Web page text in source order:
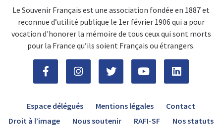
Le Souvenir Français est une association fondée en 1887 et
reconnue d’utilité publique le 1er février 1906 qui a pour
vocation d'honorer la mémoire de tous ceux qui sont morts
pour la France qu’ils soient Français ou étrangers.
Espace délégués Mentions légales
Contact
Droit à l’image
Nous soutenir RAFI-SF Nos statuts